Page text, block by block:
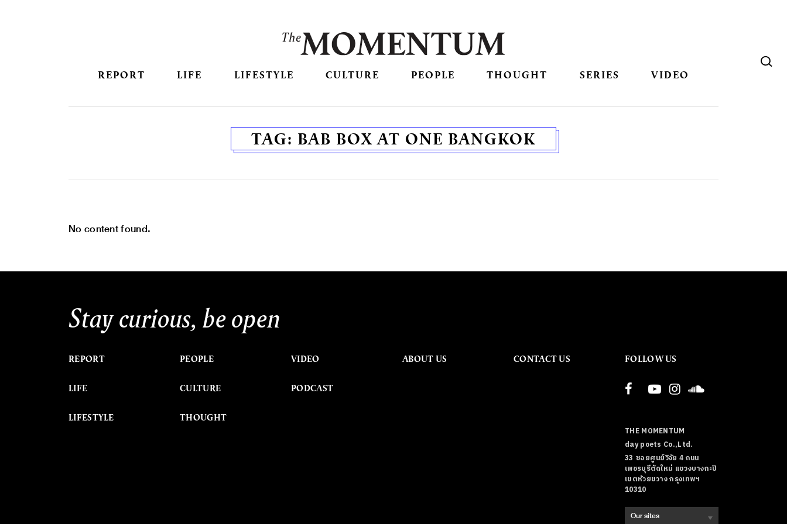
REPORT LIFE LIFESTYLE CULTURE PEOPLE THOUGHT SERIES VIDEO
TAG: BAB BOX AT ONE BANGKOK
No content found.
Stay curious, be open
REPORT
LIFE
LIFESTYLE
PEOPLE
CULTURE
THOUGHT
VIDEO
PODCAST
ABOUT US CONTACT US FOLLOW US
THE MOMENTUM
day poets Co.,Ltd.
33 ซอยศูนย์วิจัย 4 ถนน
เพชรบุรีตัดใหม่ แขวงบางกะปิ
เขตห้วยขวาง กรุงเทพฯ
10310